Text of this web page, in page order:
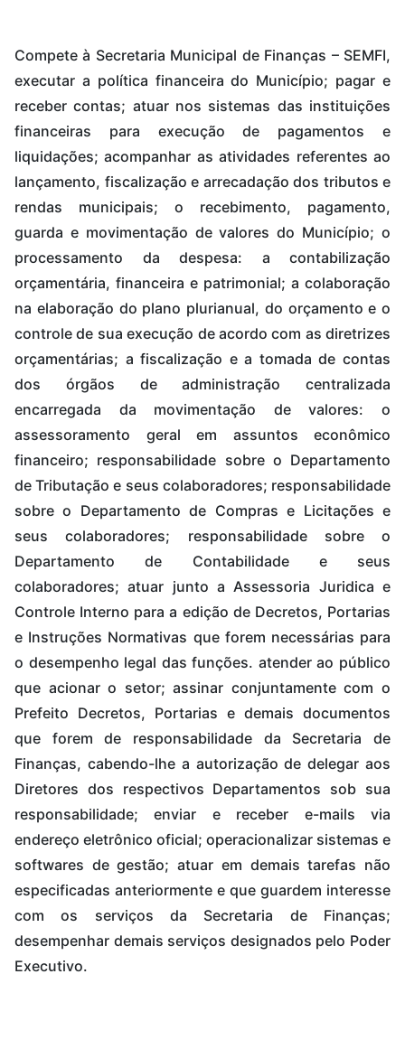
Compete à Secretaria Municipal de Finanças – SEMFI,
executar a política financeira do Município; pagar e
receber contas; atuar nos sistemas das instituições
financeiras para execução de pagamentos e
liquidações; acompanhar as atividades referentes ao
lançamento, fiscalização e arrecadação dos tributos e
rendas municipais; o recebimento, pagamento,
guarda e movimentação de valores do Município; o
processamento da despesa: a contabilização
orçamentária, financeira e patrimonial; a colaboração
na elaboração do plano plurianual, do orçamento e o
controle de sua execução de acordo com as diretrizes
orçamentárias; a fiscalização e a tomada de contas
dos órgãos de administração centralizada
encarregada da movimentação de valores: o
assessoramento geral em assuntos econômico
financeiro; responsabilidade sobre o Departamento
de Tributação e seus colaboradores; responsabilidade
sobre o Departamento de Compras e Licitações e
seus colaboradores; responsabilidade sobre o
Departamento de Contabilidade e seus
colaboradores; atuar junto a Assessoria Juridica e
Controle Interno para a edição de Decretos, Portarias
e Instruções Normativas que forem necessárias para
o desempenho legal das funções. atender ao público
que acionar o setor; assinar conjuntamente com o
Prefeito Decretos, Portarias e demais documentos
que forem de responsabilidade da Secretaria de
Finanças, cabendo-lhe a autorização de delegar aos
Diretores dos respectivos Departamentos sob sua
responsabilidade; enviar e receber e-mails via
endereço eletrônico oficial; operacionalizar sistemas e
softwares de gestão; atuar em demais tarefas não
especificadas anteriormente e que guardem interesse
com os serviços da Secretaria de Finanças;
desempenhar demais serviços designados pelo Poder
Executivo.